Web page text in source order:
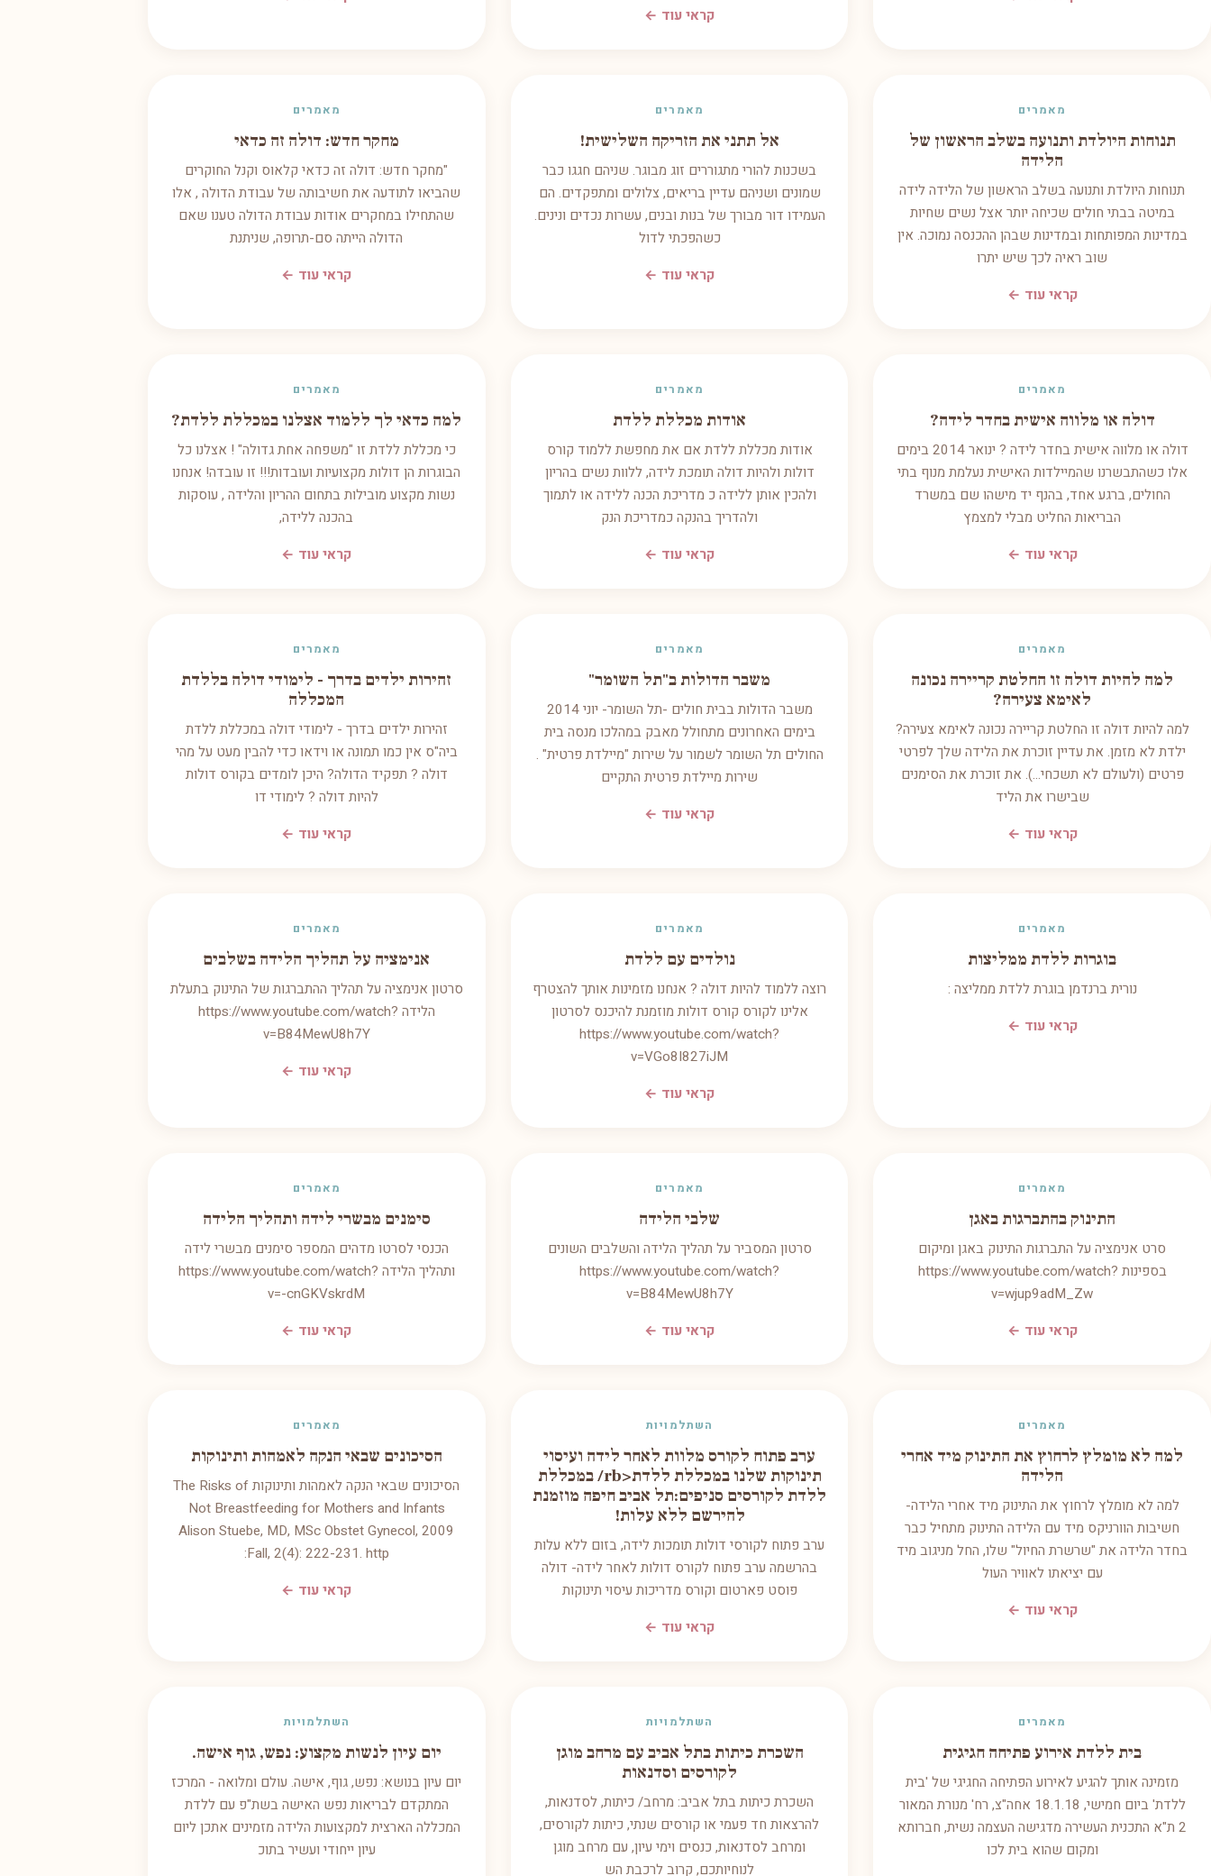
קראי עוד ←
מאמרים
תנוחות היולדת ותנועה בשלב הראשון של
הלידה
תנוחות היולדת ותנועה בשלב הראשון של הלידה לידה
במיטה בבתי חולים שכיחה יותר אצל נשים שחיות
במדינות המפותחות ובמדינות שבהן ההכנסה נמוכה. אין
שוב ראיה לכך שיש יתרו
קראי עוד ←
מאמרים
אל תתני את הזריקה השלישית!
בשכנות להורי מתגוררים זוג מבוגר. שניהם חגגו כבר
שמונים ושניהם עדיין בריאים, צלולים ומתפקדים. הם
העמידו דור מבורך של בנות ובנים, עשרות נכדים ונינים.
כשהפכתי לדול
קראי עוד ←
מאמרים
מחקר חדש: דולה זה כדאי
"מחקר חדש: דולה זה כדאי קלאוס וקנל החוקרים
שהביאו לתודעה את חשיבותה של עבודת הדולה , אלו
שהתחילו במחקרים אודות עבודת הדולה טענו שאם
הדולה הייתה סם-תרופה, שניתנת
קראי עוד ←
מאמרים
דולה או מלווה אישית בחדר לידה?
דולה או מלווה אישית בחדר לידה ? ינואר 2014 בימים
אלו כשהתבשרנו שהמיילדות האישית נעלמת מנוף בתי
החולים, ברגע אחד, בהנף יד מישהו שם במשרד
הבריאות החליט מבלי למצמץ
קראי עוד ←
מאמרים
אודות מכללת ללדת
אודות מכללת ללדת אם את מחפשת ללמוד קורס
דולות ולהיות דולה תומכת לידה, ללוות נשים בהריון
ולהכין אותן ללידה כ מדריכת הכנה ללידה או לתמוך
ולהדריך בהנקה כמדריכת הנק
קראי עוד ←
מאמרים
למה כדאי לך ללמוד אצלנו במכללת ללדת?
כי מכללת ללדת זו "משפחה אחת גדולה" ! אצלנו כל
הבוגרות הן דולות מקצועיות ועובדות!!! זו עובדה! אנחנו
נשות מקצוע מובילות בתחום ההריון והלידה , עוסקות
בהכנה ללידה,
קראי עוד ←
מאמרים
למה להיות דולה זו החלטת קריירה נכונה
לאימא צעירה?
למה להיות דולה זו החלטת קריירה נכונה לאימא צעירה?
ילדת לא מזמן. את עדיין זוכרת את הלידה שלך לפרטי
פרטים (ולעולם לא תשכחי...). את זוכרת את הסימנים
שבישרו את הליד
קראי עוד ←
מאמרים
משבר הדולות ב"תל השומר"
משבר הדולות בבית חולים -תל השומר- יוני 2014
בימים האחרונים מתחולל מאבק במהלכו מנסה בית
החולים תל השומר לשמור על שירות "מיילדת פרטית" .
שירות מיילדת פרטית התקיים
קראי עוד ←
מאמרים
זהירות ילדים בדרך - לימודי דולה בללדת
המכללה
זהירות ילדים בדרך - לימודי דולה במכללת ללדת
ביה"ס אין כמו תמונה או וידאו כדי להבין מעט על מהי
דולה ? תפקיד הדולה? היכן לומדים בקורס דולות
להיות דולה ? לימודי דו
קראי עוד ←
מאמרים
בוגרות ללדת ממליצות
נורית ברנדמן בוגרת ללדת ממליצה :
קראי עוד ←
מאמרים
נולדים עם ללדת
רוצה ללמוד להיות דולה ? אנחנו מזמינות אותך להצטרף
אלינו לקורס קורס דולות מוזמנת להיכנס לסרטון
https://www.youtube.com/watch?
v=VGo8I827iJM
קראי עוד ←
מאמרים
אנימציה על תהליך הלידה בשלבים
סרטון אנימציה על תהליך ההתברגות של התינוק בתעלת
הלידה https://www.youtube.com/watch?
v=B84MewU8h7Y
קראי עוד ←
מאמרים
התינוק בהתברגות באגן
סרט אנימציה על התברגות התינוק באגן ומיקום
בספינות https://www.youtube.com/watch?
v=wjup9adM_Zw
קראי עוד ←
מאמרים
שלבי הלידה
סרטון המסביר על תהליך הלידה והשלבים השונים
https://www.youtube.com/watch?
v=B84MewU8h7Y
קראי עוד ←
מאמרים
סימנים מבשרי לידה ותהליך הלידה
הכנסי לסרטו מדהים המספר סימנים מבשרי לידה
ותהליך הלידה https://www.youtube.com/watch?
v=-cnGKVskrdM
קראי עוד ←
מאמרים
למה לא מומלץ לרחוץ את התינוק מיד אחרי
הלידה
למה לא מומלץ לרחוץ את התינוק מיד אחרי הלידה-
חשיבות הוורניקס מיד עם הלידה התינוק מתחיל כבר
בחדר הלידה את "שרשרת החיול" שלו, החל מניגוב מיד
עם יציאתו לאוויר העול
קראי עוד ←
השתלמויות
ערב פתוח לקורס מלוות לאחר לידה ועיסוי
תינוקות שלנו במכללת ללדת<rb/ במכללת
ללדת לקורסים סניפים:תל אביב חיפה מוזמנת
להירשם ללא עלות!
ערב פתוח לקורסי דולות תומכות לידה, בזום ללא עלות
בהרשמה ערב פתוח לקורס דולות לאחר לידה- דולה
פוסט פארטום וקורס מדריכות עיסוי תינוקות
קראי עוד ←
מאמרים
הסיכונים שבאי הנקה לאמהות ותינוקות
הסיכונים שבאי הנקה לאמהות ותינוקות The Risks of
Not Breastfeeding for Mothers and Infants
Alison Stuebe, MD, MSc Obstet Gynecol, 2009
Fall, 2(4): 222-231. http:
קראי עוד ←
מאמרים
בית ללדת אירוע פתיחה חגיגית
מזמינה אותך להגיע לאירוע הפתיחה החגיגי של 'בית
ללדת' ביום חמישי, 18.1.18 אחה"צ, רח' מנורת המאור
2 ת"א התכנית העשירה מדגישה העצמה נשית, חברותא
ומקום שהוא בית לכו
השתלמויות
השכרת כיתות בתל אביב עם מרחב מוגן
לקורסים וסדנאות
השכרת כיתות בתל אביב: מרחב/ כיתות, לסדנאות,
להרצאות חד פעמי או קורסים שנתי, כיתות לקורסים,
ומרחב לסדנאות, כנסים וימי עיון, עם מרחב מוגן
לנוחיותכם, קרוב לרכבת הש
השתלמויות
יום עיון לנשות מקצוע: נפש, גוף אישה.
יום עיון בנושא: נפש, גוף, אישה. עולם ומלואה - המרכז
המתקדם לבריאות נפש האישה בשת"פ עם ללדת
המכללה הארצית למקצועות הלידה מזמינים אתכן ליום
עיון ייחודי ועשיר בתוכ